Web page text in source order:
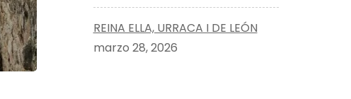
REINA ELLA, URRACA I DE LEÓN
marzo 28, 2026